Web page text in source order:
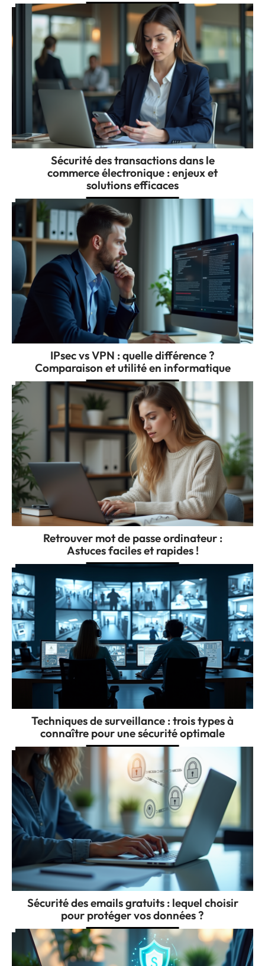
Sécurité des transactions dans le
commerce électronique : enjeux et
solutions efficaces
IPsec vs VPN : quelle différence ?
Comparaison et utilité en informatique
Retrouver mot de passe ordinateur :
Astuces faciles et rapides !
Techniques de surveillance : trois types à
connaître pour une sécurité optimale
Sécurité des emails gratuits : lequel choisir
pour protéger vos données ?